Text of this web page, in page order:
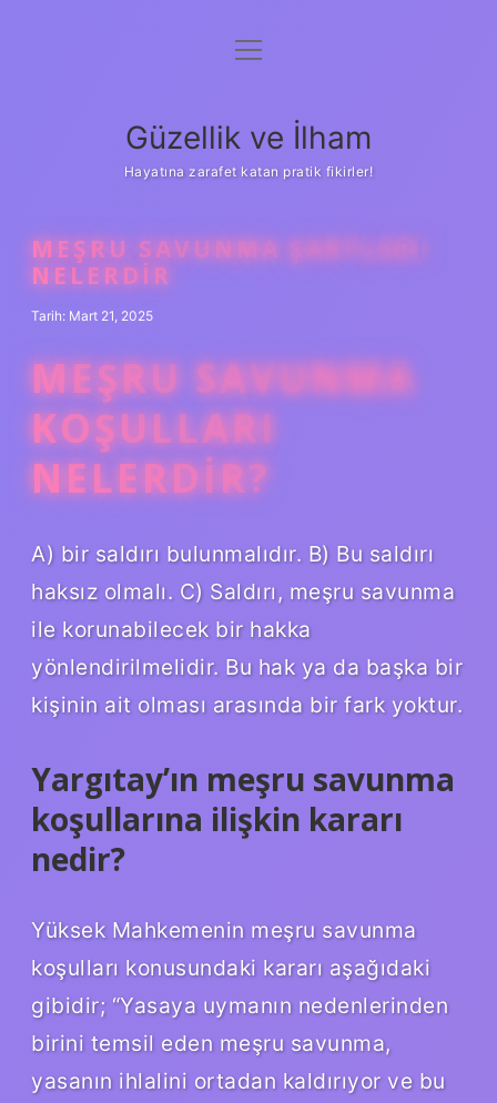
Anasayfa
Yasal Uyarı
menüyü
Güzellik ve İlham
Hayatına zarafet katan pratik fikirler!
MEŞRU SAVUNMA ŞARTLARI
NELERDIR
Tarih: Mart 21, 2025
MEŞRU SAVUNMA
KOŞULLARI
NELERDIR?
A) bir saldırı bulunmalıdır. B) Bu saldırı
haksız olmalı. C) Saldırı, meşru savunma
ile korunabilecek bir hakka
yönlendirilmelidir. Bu hak ya da başka bir
kişinin ait olması arasında bir fark yoktur.
Yargıtay’ın meşru savunma
koşullarına ilişkin kararı
nedir?
Yüksek Mahkemenin meşru savunma
koşulları konusundaki kararı aşağıdaki
gibidir; “Yasaya uymanın nedenlerinden
birini temsil eden meşru savunma,
yasanın ihlalini ortadan kaldırıyor ve bu